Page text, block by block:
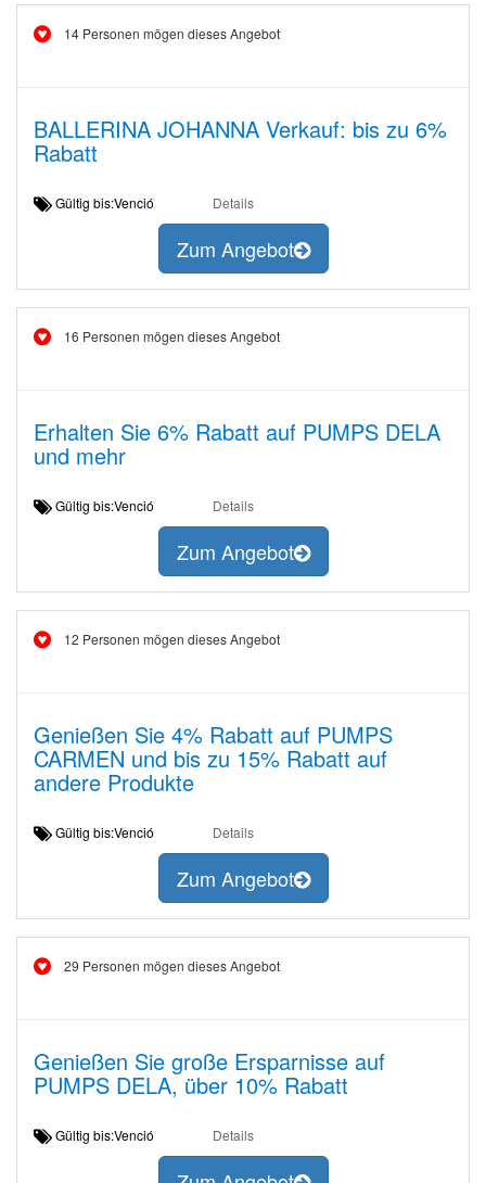
14 Personen mögen dieses Angebot
BALLERINA JOHANNA Verkauf: bis zu 6%
Rabatt
Gültig bis:Venció Details
Zum Angebot
16 Personen mögen dieses Angebot
Erhalten Sie 6% Rabatt auf PUMPS DELA
und mehr
Gültig bis:Venció Details
Zum Angebot
12 Personen mögen dieses Angebot
Genießen Sie 4% Rabatt auf PUMPS
CARMEN und bis zu 15% Rabatt auf
andere Produkte
Gültig bis:Venció Details
Zum Angebot
29 Personen mögen dieses Angebot
Genießen Sie große Ersparnisse auf
PUMPS DELA, über 10% Rabatt
Gültig bis:Venció Details